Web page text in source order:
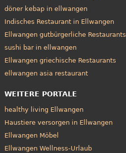
döner kebap in ellwangen
Indisches Restaurant in Ellwangen
Ellwangen gutbürgerliche Restaurants
sushi bar in ellwangen
Ellwangen griechische Restaurants
ellwangen asia restaurant
WEITERE PORTALE
healthy living Ellwangen
Haustiere versorgen in Ellwangen
Ellwangen Möbel
Ellwangen Wellness-Urlaub